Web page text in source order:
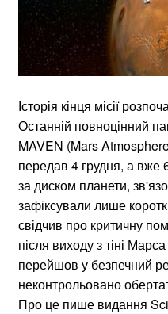
Історія кінця місії
Останній повноцінний
MAVEN (Mars
передав 4 грудня, а вже
за диском планети,
зафіксували лише
свідчив про критичну
після виходу з тіні
перейшов у безпечний
неконтрольовано
Про це пише видання